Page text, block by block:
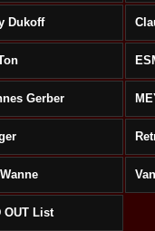
Dukoff
Gerber
OUT List